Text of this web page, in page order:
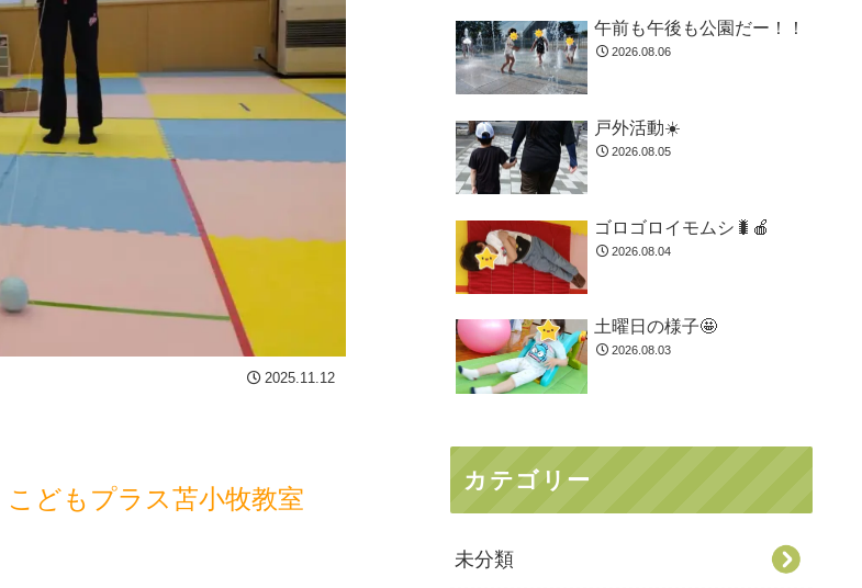
2025.11.12
こどもプラス苫小牧教室
午前も午後も公園だー！！
2026.08.06
戸外活動☀️
2026.08.05
ゴロゴロイモムシ🐛🍎
2026.08.04
土曜日の様子🤩
2026.08.03
カテゴリー
未分類